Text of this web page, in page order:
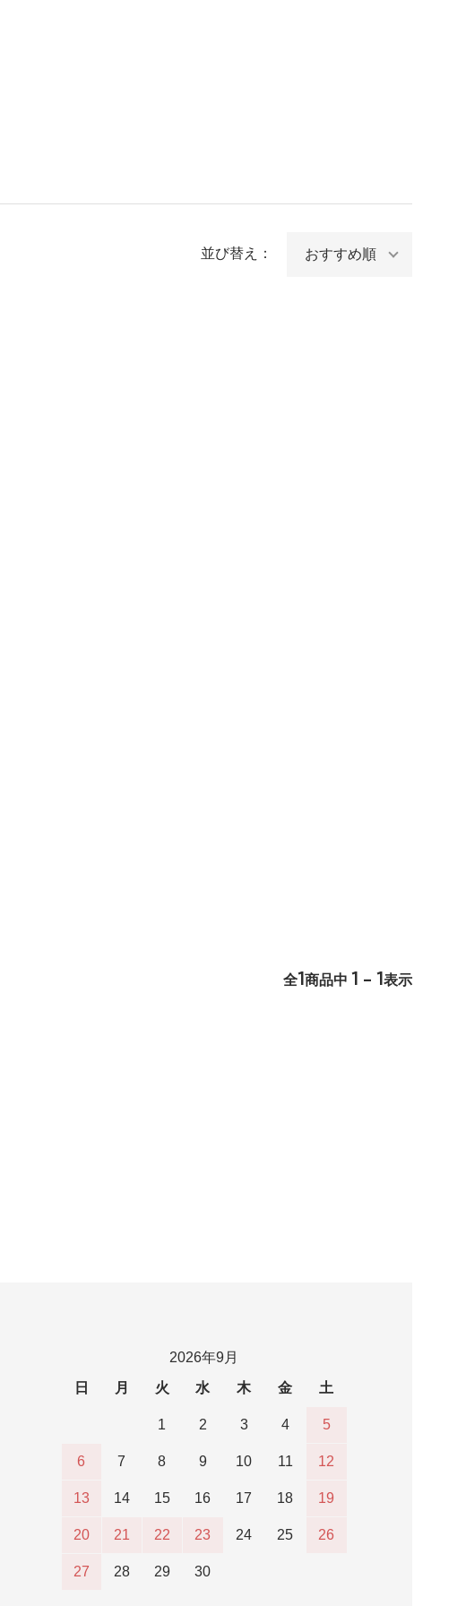
並び替え：
全1商品中 1 - 1表示
2026年9月
日
月 火 水 木 金 土
1 2 3 4 5
6 7 8 9 10 11 12
13 14 15 16 17 18 19
20 21 22 23 24 25 26
27 28 29 30